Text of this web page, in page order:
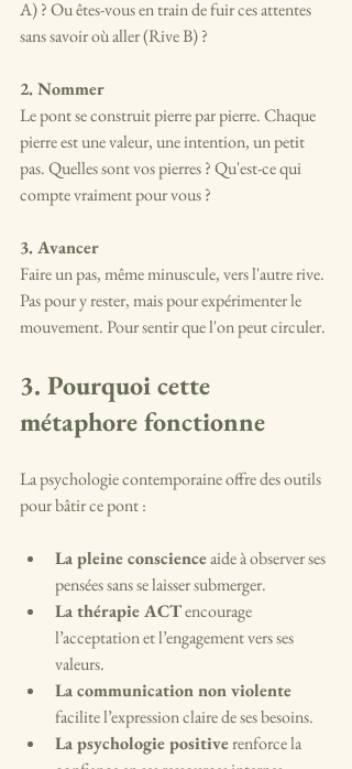
A) ? Ou êtes-vous en train de fuir ces attentes
sans savoir où aller (Rive B) ?
2. Nommer
Le pont se construit pierre par pierre. Chaque
pierre est une valeur, une intention, un petit
pas. Quelles sont vos pierres ? Qu'est-ce qui
compte vraiment pour vous ?
3. Avancer
Faire un pas, même minuscule, vers l'autre rive.
Pas pour y rester, mais pour expérimenter le
mouvement. Pour sentir que l'on peut circuler.
3. Pourquoi cette
métaphore fonctionne
La psychologie contemporaine offre des outils
pour bâtir ce pont :
La pleine conscience aide à observer ses
pensées sans se laisser submerger.
La thérapie ACT encourage
l’acceptation et l’engagement vers ses
valeurs.
La communication non violente
facilite l’expression claire de ses besoins.
La psychologie positive renforce la